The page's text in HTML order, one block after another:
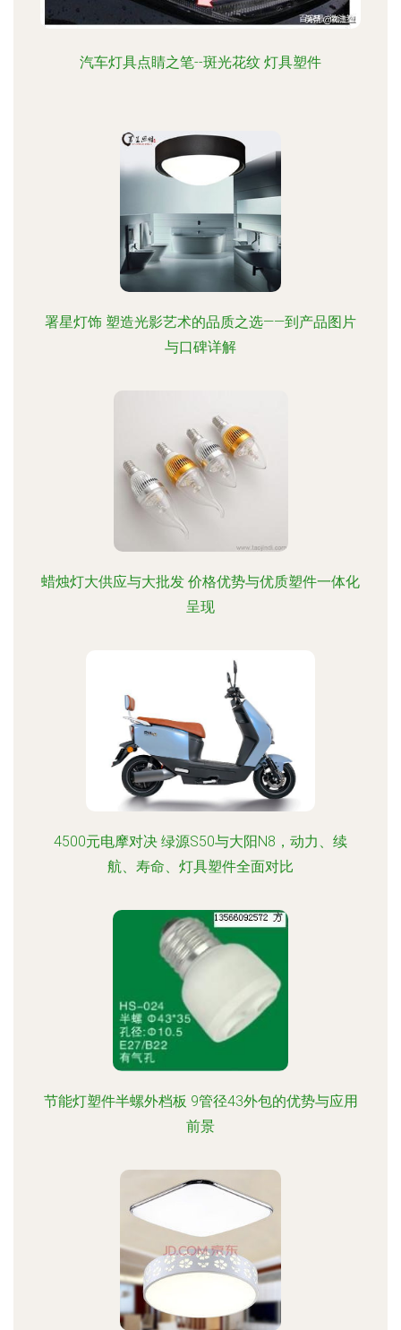
汽车灯具点睛之笔--斑光花纹 灯具塑件
署星灯饰 塑造光影艺术的品质之选——到产品图片
与口碑详解
蜡烛灯大供应与大批发 价格优势与优质塑件一体化
呈现
4500元电摩对决 绿源S50与大阳N8，动力、续
航、寿命、灯具塑件全面对比
节能灯塑件半螺外档板 9管径43外包的优势与应用
前景